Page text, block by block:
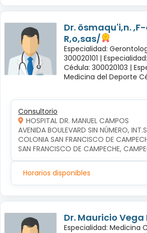
Dr. ösmaqu'i,n.
R,o,sas/
Especialidad:
300020101 |
Cédula: 300020103 |
Medicina del Deporte
Consultorio
HOSPITAL DR. MANUEL CAMPOS
AVENIDA BOULEVARD SIN NÚMERO,
COLONIA SAN FRANCISCO DE
SAN FRANCISCO DE CAMPECHE,
Horarios disponibles
Dr. Mauricio Vega
Especialidad: Medicina